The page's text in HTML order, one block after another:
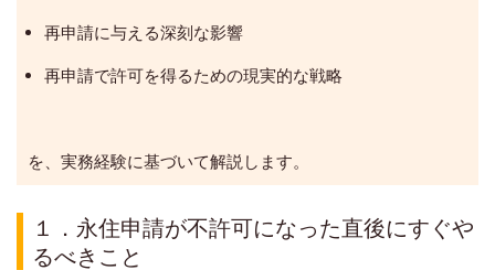
再申請に与える深刻な影響
再申請で許可を得るための現実的な戦略
を、実務経験に基づいて解説します。
１．永住申請が不許可になった直後にすぐや
るべきこと